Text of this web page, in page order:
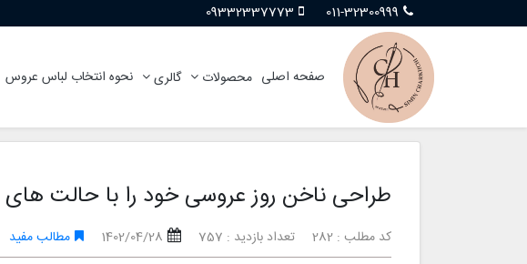
011-32300999
09332337773
صفحه اصلی محصولات گالری نحوه انتخاب لباس عروس
طراحی ناخن روز عروسی خود را با حالت های
کد مطلب : 282 تعداد بازدید : 757 1402/04/28
مطالب مفید